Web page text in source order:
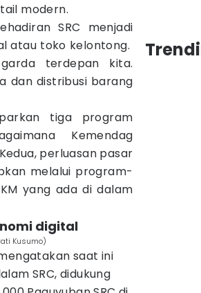
modern.
SRC menjadi
atau toko kelontong.
terdepan kita.
dan distribusi barang
tiga program
Kemendag
perluasan pasar
melalui program-
yang ada di dalam
digital
Kusumo)
saat ini
SRC, didukung